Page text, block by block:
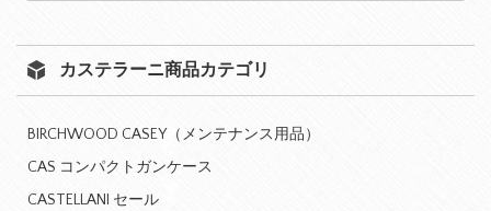
カステラーニ商品カテゴリ
BIRCHWOOD CASEY（メンテナンス用品）
CAS コンパクトガンケース
CASTELLANI セール